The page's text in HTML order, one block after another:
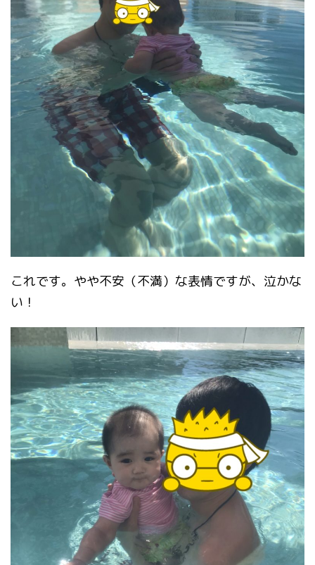
これです。やや不安（不満）な表情ですが、泣かな
い！